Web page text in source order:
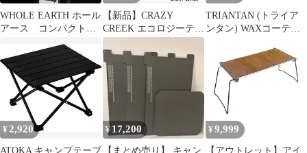
WHOLE EARTH ホール
アース コンパクトソ
【新品】CRAZY
CREEK エコロジーテー
ブル アウトドア
TRIANTAN (トライア
ンタン) WAXコーティ
¥ 2,920
ATOKA キャンプテーブ
¥ 17,200
【まとめ売り】 キャン
¥ 9,999
【アウトレット】アイ